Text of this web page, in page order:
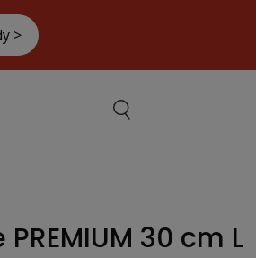
30 cm L